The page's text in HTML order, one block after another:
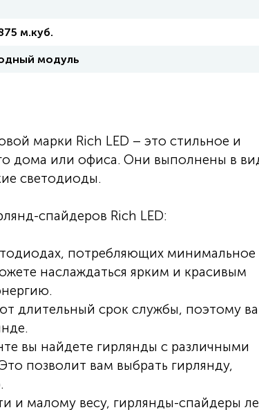
м.куб.
модуль
марки Rich LED – это стильное и
дома или офиса. Они выполнены в
светодиоды.
спайдеров Rich LED:
потребляющих минимальное
наслаждаться ярким и красивым
длительный срок службы, поэтому
вы найдете гирлянды с различными
позволит вам выбрать гирлянду,
и малому весу, гирлянды-спайдеры